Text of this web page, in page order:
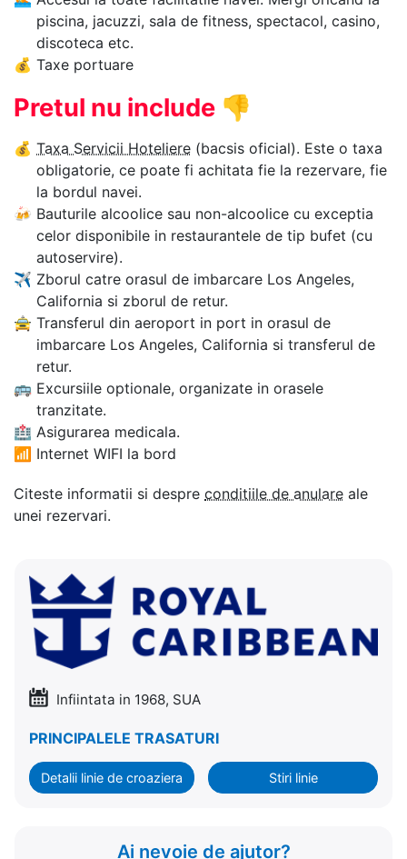
piscina, jacuzzi, sala de fitness, spectacol, casino,
discoteca etc.
💰 Taxe portuare
Pretul nu include 👎
💰 Taxa Servicii Hoteliere (bacsis oficial). Este o taxa
obligatorie, ce poate fi achitata fie la rezervare, fie
la bordul navei.
🍻 Bauturile alcoolice sau non-alcoolice cu exceptia
celor disponibile in restaurantele de tip bufet (cu
autoservire).
✈ Zborul catre orasul de imbarcare Los Angeles,
California si zborul de retur.
🚖 Transferul din aeroport in port in orasul de
imbarcare Los Angeles, California si transferul de
retur.
🚌 Excursiile optionale, organizate in orasele
tranzitate.
🏥 Asigurarea medicala.
📶 Internet WIFI la bord
Citeste informatii si despre conditiile de anulare ale
unei rezervari.
Infiintata in 1968, SUA
PRINCIPALELE TRASATURI
Detalii linie de croaziera Stiri linie
Ai nevoie de ajutor?